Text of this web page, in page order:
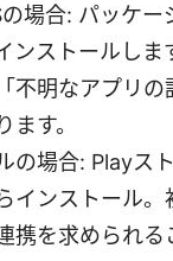
場合: パッケー
ンストールしま
不明なアプリの
ます。
の場合: Playス
インストール
携を求められる